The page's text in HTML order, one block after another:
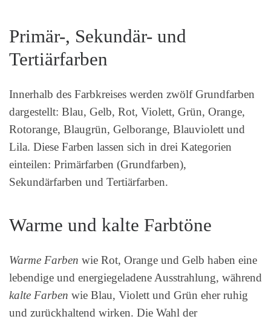
Primär-, Sekundär- und
Tertiärfarben
Innerhalb des Farbkreises werden zwölf Grundfarben
dargestellt: Blau, Gelb, Rot, Violett, Grün, Orange,
Rotorange, Blaugrün, Gelborange, Blauviolett und
Lila. Diese Farben lassen sich in drei Kategorien
einteilen: Primärfarben (Grundfarben),
Sekundärfarben und Tertiärfarben.
Warme und kalte Farbtöne
Warme Farben wie Rot, Orange und Gelb haben eine
lebendige und energiegeladene Ausstrahlung, während
kalte Farben wie Blau, Violett und Grün eher ruhig
und zurückhaltend wirken. Die Wahl der